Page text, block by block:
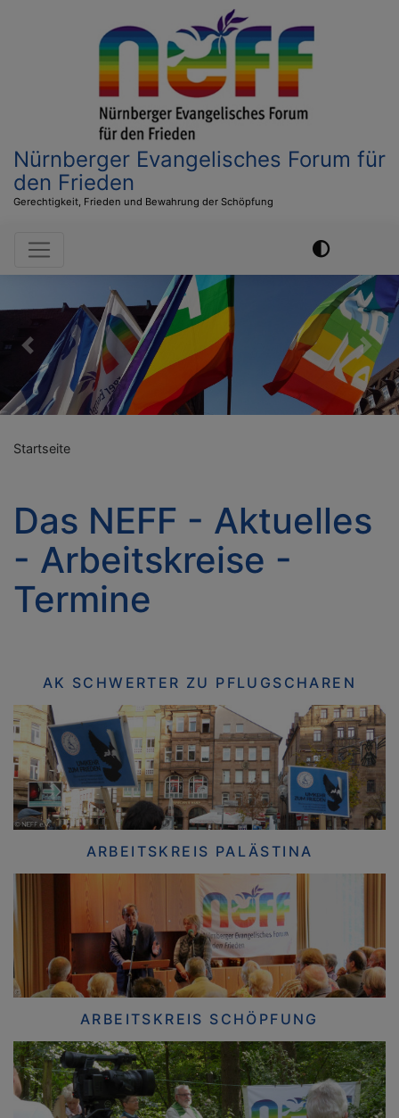
Nürnberger Evangelisches Forum für
den Frieden
Gerechtigkeit, Frieden und Bewahrung der Schöpfung
Hauptnavigation
Previous Next
Startseite
Das NEFF - Aktuelles
- Arbeitskreise -
Termine
AK SCHWERTER ZU PFLUGSCHAREN
ARBEITSKREIS PALÄSTINA
ARBEITSKREIS SCHÖPFUNG